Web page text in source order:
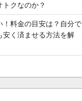
トクなのか？
料金の目安は？自分で
安く済ませる方法を解